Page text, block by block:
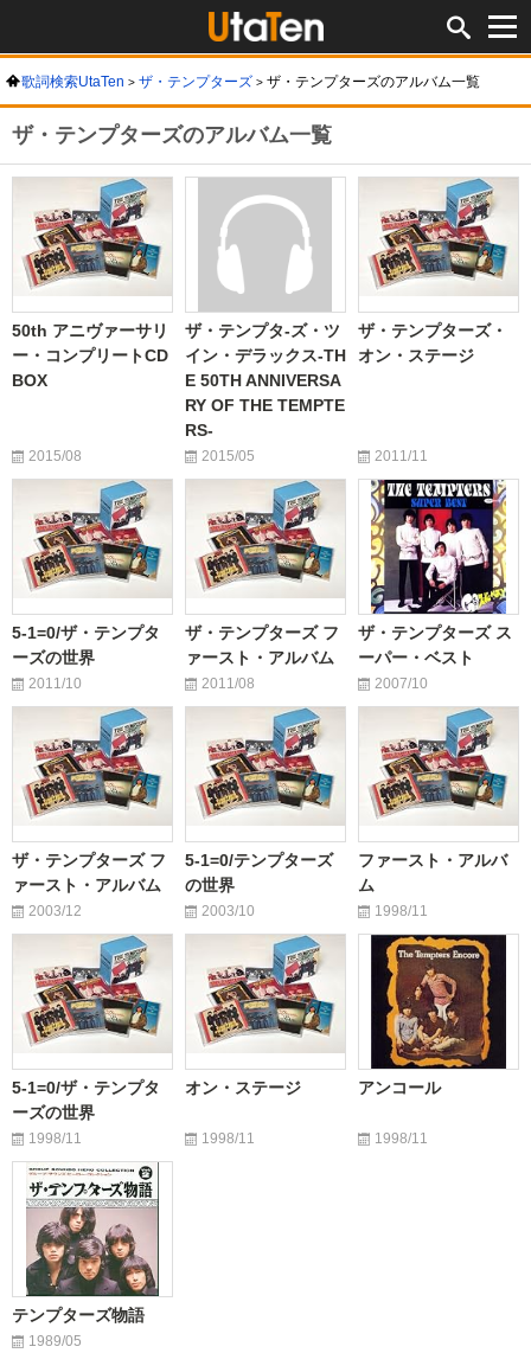
歌詞検索UtaTen ザ・テンプターズ ザ・テンプターズのアルバム一覧
ザ・テンプターズのアルバム一覧
50th アニヴァーサリ
ー・コンプリートCD
BOX
2015/08
ザ・テンプタ-ズ・ツ
イン・デラックス-TH
E 50TH ANNIVERSA
RY OF THE TEMPTE
RS-
2015/05
ザ・テンプターズ・
オン・ステージ
2011/11
5-1=0/ザ・テンプタ
ーズの世界
2011/10
ザ・テンプターズ フ
ァースト・アルバム
2011/08
ザ・テンプターズ ス
ーパー・ベスト
2007/10
ザ・テンプターズ フ
ァースト・アルバム
2003/12
5-1=0/テンプターズ
の世界
2003/10
ファースト・アルバ
ム
1998/11
5-1=0/ザ・テンプタ
ーズの世界
1998/11
オン・ステージ
1998/11
アンコール
1998/11
テンプターズ物語
1989/05